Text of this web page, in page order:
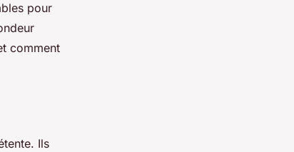
pour
comment
Ils